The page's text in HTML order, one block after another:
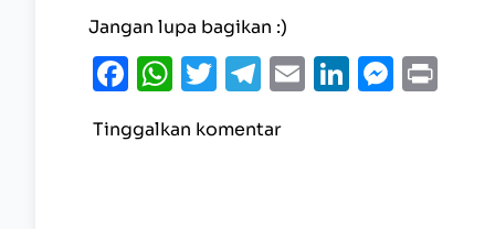
Jangan lupa bagikan :)
Facebook
WhatsApp
Twitter
Telegram
EmailLinkedIn
Tinggalkan komentar